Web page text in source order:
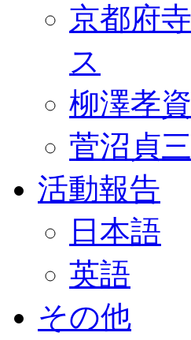
京都府
ス
柳澤孝
菅沼貞
活動報告
日本語
英語
その他